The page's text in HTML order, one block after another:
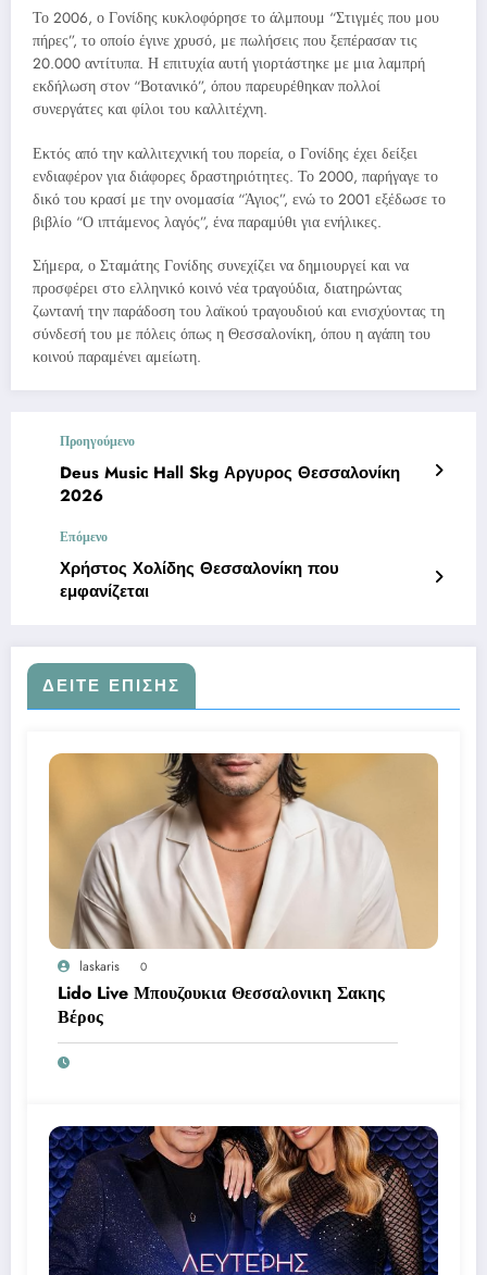
Το 2006, ο Γονίδης κυκλοφόρησε το άλμπουμ “Στιγμές που μου
πήρες”, το οποίο έγινε χρυσό, με πωλήσεις που ξεπέρασαν τις
20.000 αντίτυπα. Η επιτυχία αυτή γιορτάστηκε με μια λαμπρή
εκδήλωση στον “Βοτανικό”, όπου παρευρέθηκαν πολλοί
συνεργάτες και φίλοι του καλλιτέχνη.
Εκτός από την καλλιτεχνική του πορεία, ο Γονίδης έχει δείξει
ενδιαφέρον για διάφορες δραστηριότητες. Το 2000, παρήγαγε το
δικό του κρασί με την ονομασία “Άγιος”, ενώ το 2001 εξέδωσε το
βιβλίο “Ο ιπτάμενος λαγός”, ένα παραμύθι για ενήλικες.
Σήμερα, ο Σταμάτης Γονίδης συνεχίζει να δημιουργεί και να
προσφέρει στο ελληνικό κοινό νέα τραγούδια, διατηρώντας
ζωντανή την παράδοση του λαϊκού τραγουδιού και ενισχύοντας τη
σύνδεσή του με πόλεις όπως η Θεσσαλονίκη, όπου η αγάπη του
κοινού παραμένει αμείωτη.
Προηγούμενο
Deus Music Hall Skg Αργυρος Θεσσαλονίκη
2026
Επόμενο
Χρήστος Χολίδης Θεσσαλονίκη που
εμφανίζεται
ΔΕΊΤΕ ΕΠΊΣΗΣ
laskaris 0
Lido Live Μπουζουκια Θεσσαλονικη Σακης
Βέρος